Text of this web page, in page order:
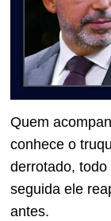
Quem
conhece o
derrotado,
seguida ele
antes.